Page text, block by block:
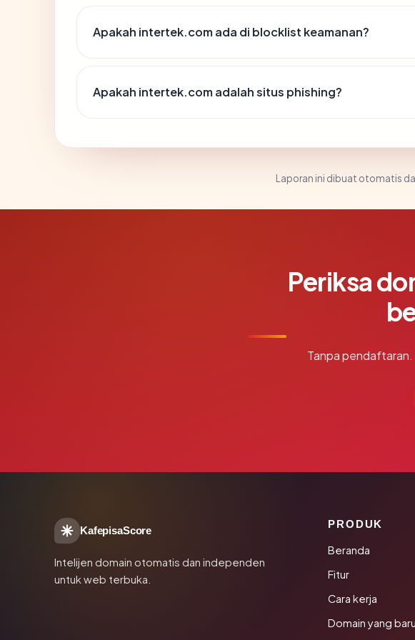
Apakah intertek.com ada di blocklist keamanan?
Apakah intertek.com adalah situs phishing?
Laporan ini dibuat otomatis
Periksa
Tanpa
KafepisaScore
Intelijen domain otomatis dan independen
untuk web terbuka.
PRODUK
Beranda
Fitur
Cara kerja
Domain yang